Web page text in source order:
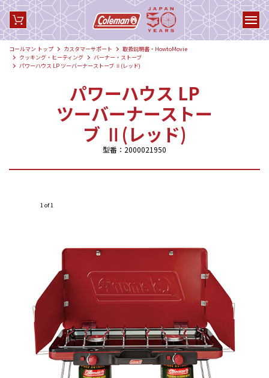
コールマン トップ カスタマーサポート
取扱説明書・HowtoMovie
クッキング・ヒーティング
バーナー・ストーブ
パワーハウス LP ツーバーナーストーブ Ⅱ(レッド)
パワーハウス LP
ツーバーナーストー
ブ Ⅱ(レッド)
型番：2000021950
1 of 1